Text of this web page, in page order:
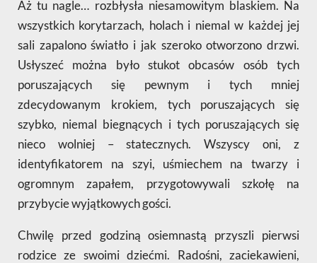
Aż tu nagle… rozbłysła niesamowitym blaskiem. Na
wszystkich korytarzach, holach i niemal w każdej jej
sali zapalono światło i jak szeroko otworzono drzwi.
Usłyszeć można było stukot obcasów osób tych
poruszających się pewnym i tych mniej
zdecydowanym krokiem, tych poruszających się
szybko, niemal biegnących i tych poruszających się
nieco wolniej – statecznych. Wszyscy oni, z
identyfikatorem na szyi, uśmiechem na twarzy i
ogromnym zapałem, przygotowywali szkołę na
przybycie wyjątkowych gości.
Chwilę przed godziną osiemnastą przyszli pierwsi
rodzice ze swoimi dziećmi. Radośni, zaciekawieni,